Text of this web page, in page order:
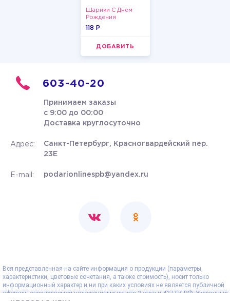
Шарики С Днем
Рождения
118 P
ДОБАВИТЬ
603-40-20
Принимаем заказы
с 9:00 до 00:00
Доставка круглосуточно
Адрес:
Санкт-Петербург, Красногвардейский пер.
23Е
E-mail: podarionlinespb@yandex.ru
Вся представленная на сайте информация о продукции (параметры,
характеристики, цветовые сочетания, а также стоимость), носит только
информационный характер и ни при каких условиях не является публичной
офертой, определяемой положениями пункта 2 статьи 437 ГК РФ. Указанные